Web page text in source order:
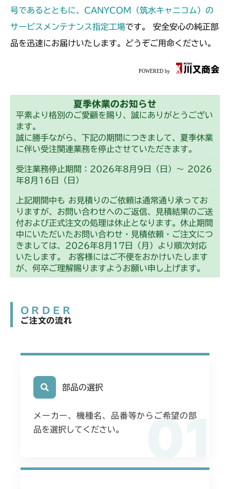
ミッション FIG8 シフター
CMX2202RC
ミッション FIG8 シフター
CMX2402HC
ミッション FIG8 シフター
CMX2404HC/V/S
ミッション FIG8 シフター
CMX2504
ミッション FIG8 シフター
CMX2506RC
ミッション FIG8 シフター
CMX2506YC/YCV/YCS
ミッション FIG8 シフター
CMX2508YC/YCS
号であるとともに、CANYCOM（筑水キャニコム）の
サービスメンテナンス指定工場です。 安全安心の純正部
品を迅速にお届けいたします。どうぞご用命ください。
夏季休業のお知らせ
平素より格別のご愛顧を賜り、誠にありがとうござい
ます。
誠に勝手ながら、下記の期間につきまして、夏季休業
に伴い受注関連業務を停止させていただきます。
受注業務停止期間：2026年8月9日（日）～ 2026
年8月16日（日）
上記期間中も お見積りのご依頼は通常通り承ってお
りますが、お問い合わせへのご返信、見積結果のご送
付および正式注文の処理は休止となります。休止期間
中にいただいたお問い合わせ・見積依頼・ご注文につ
きましては、2026年8月17日（月）より順次対応
いたします。 お客様にはご不便をおかけいたします
が、何卒ご理解賜りますようお願い申し上げます。
ORDER
ご注文の流れ
01
部品の選択
メーカー、機種名、品番等からご希望の部
品を選択してください。